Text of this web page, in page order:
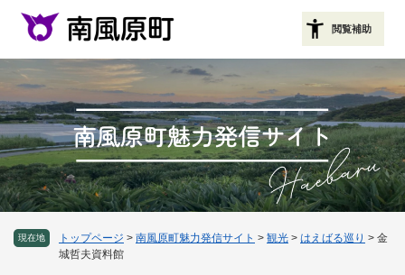
頭
で
す
。
閲覧補助
現在地 トップページ > 南風原町魅力発信サイト > 観光 > はえばる巡り > 金
城哲夫資料館